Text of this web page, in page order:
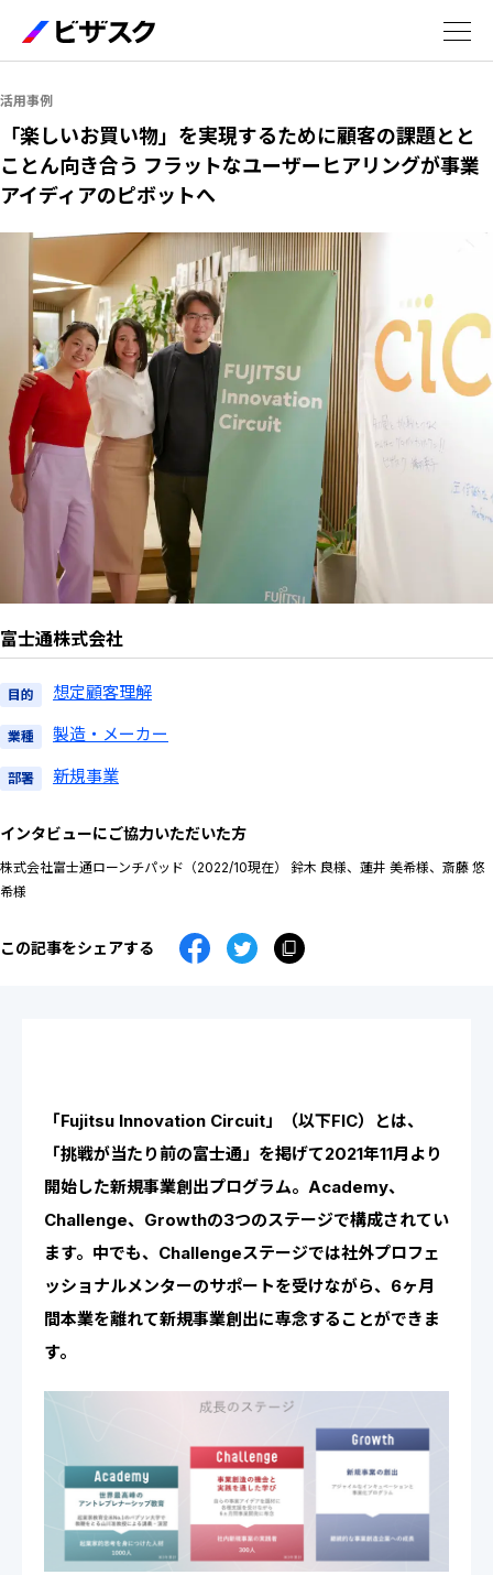
サービス
エキスパート
活用事例
セミナー
お役立ち資料
5分でわかるビザスク
お問い合わせ
エキスパート（日本版）
ビザスクdirectご利用企業
活用事例
「楽しいお買い物」を実現するために顧客の課題とと
ことん向き合う フラットなユーザーヒアリングが事業
アイディアのピボットへ
富士通株式会社
目的 想定顧客理解
業種 製造・メーカー
部署 新規事業
インタビューにご協力いただいた方
株式会社富士通ローンチパッド（2022/10現在） 鈴木 良様、蓮井 美希様、斎藤 悠
希様
この記事をシェアする
「Fujitsu Innovation Circuit」（以下FIC）とは、
「挑戦が当たり前の富士通」を掲げて2021年11月より
開始した新規事業創出プログラム。Academy、
Challenge、Growthの3つのステージで構成されてい
ます。中でも、Challengeステージでは社外プロフェ
ッショナルメンターのサポートを受けながら、6ヶ月
間本業を離れて新規事業創出に専念することができま
す。